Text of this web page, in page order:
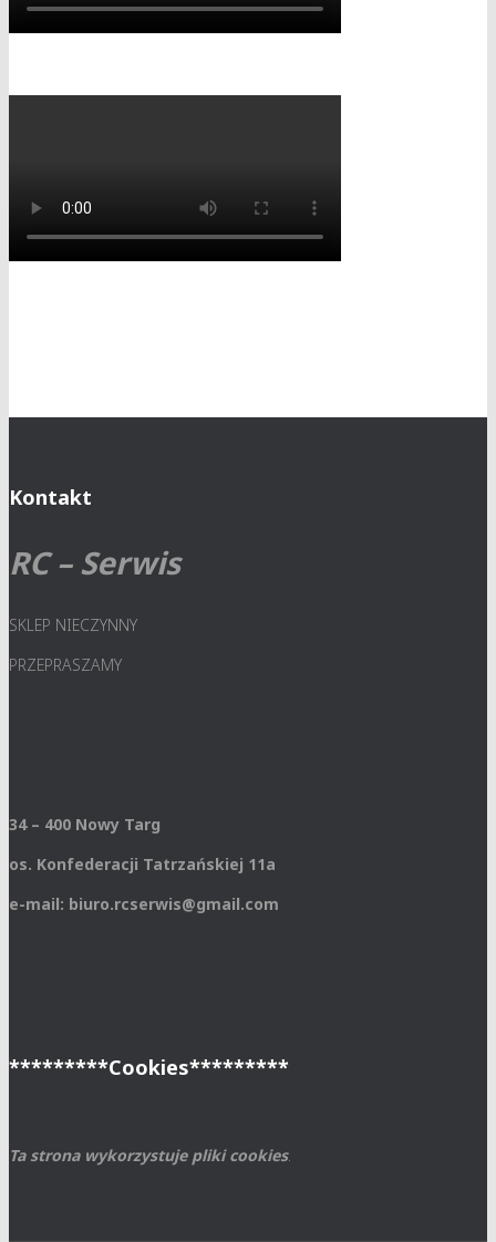
Kontakt
RC – Serwis
SKLEP NIECZYNNY
PRZEPRASZAMY
34 – 400 Nowy Targ
os. Konfederacji Tatrzańskiej 11a
e-mail: biuro.rcserwis@gmail.com
*********Cookies*********
Ta strona wykorzystuje pliki cookies.